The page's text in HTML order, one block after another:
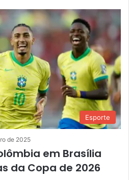
Esporte
de 2025
em Brasília
da Copa de 2026